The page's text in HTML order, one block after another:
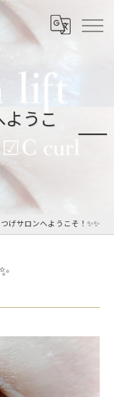
ようこ
つげサロンへようこそ！✨✨